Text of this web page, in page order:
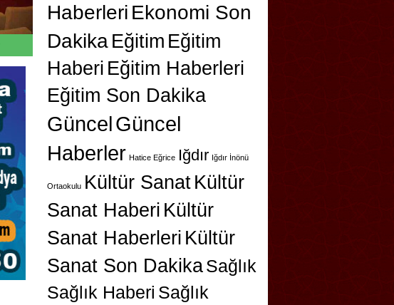
Haberleri Ekonomi Son
Dakika Eğitim Eğitim
Haberi Eğitim Haberleri
Eğitim Son Dakika
GüncelGüncel
Haberler Hatice Eğrice Iğdır Iğdır İnönü
Ortaokulu Kültür SanatKültür
Sanat Haberi Kültür
Sanat Haberleri Kültür
Sanat Son DakikaSağlık
Sağlık Haberi Sağlık